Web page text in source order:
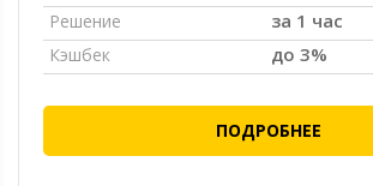
Решение за 1 час
Кэшбек до 3%
ПОДРОБНЕЕ